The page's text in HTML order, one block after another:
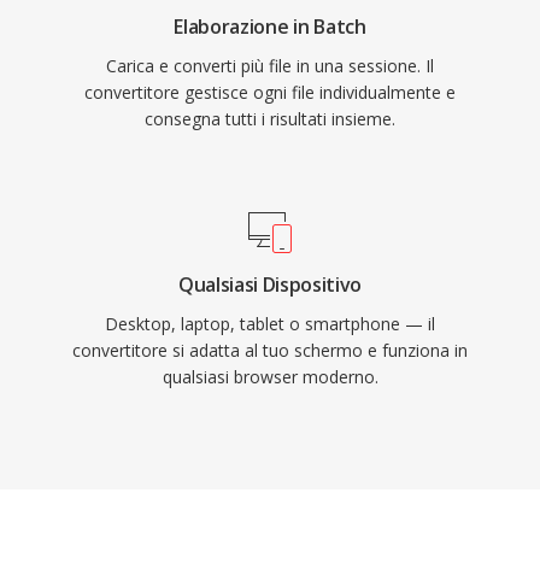
Elaborazione in Batch
Carica e converti più file in una sessione. Il
convertitore gestisce ogni file individualmente e
consegna tutti i risultati insieme.
Qualsiasi Dispositivo
Desktop, laptop, tablet o smartphone — il
convertitore si adatta al tuo schermo e funziona in
qualsiasi browser moderno.